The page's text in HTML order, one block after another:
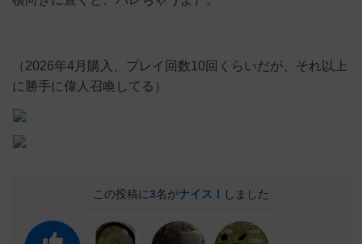
（2026年4月購入、プレイ回数10回くらいだが、それ以上
に勝手に偉人召喚してる）
この投稿に3名がナイス！ しました